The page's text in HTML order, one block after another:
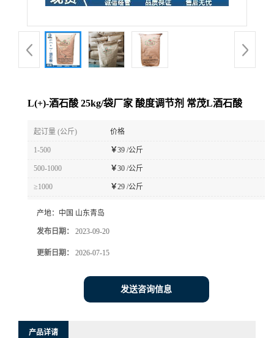
L(+)-酒石酸 25kg/袋厂家 酸度调节剂 常茂L酒石酸
起订量 (公斤) 价格
1-500 ￥39 /公斤
500-1000 ￥30 /公斤
≥1000 ￥29 /公斤
产地： 中国 山东青岛
发布日期： 2023-09-20
更新日期： 2026-07-15
发送咨询信息
产品详请